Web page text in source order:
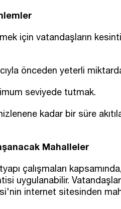
için vatandaşların
önceden yeterli
seviyede tutmak.
kadar bir süre
Mahalleler
çalışmaları
uygulanabilir.
internet sitesinden